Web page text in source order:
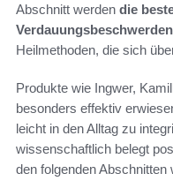
Abschnitt werden die
Verdauungsbeschwerden
Heilmethoden, die sich
Produkte wie Ingwer,
besonders effektiv
leicht in den Alltag zu
wissenschaftlich belegt
den folgenden